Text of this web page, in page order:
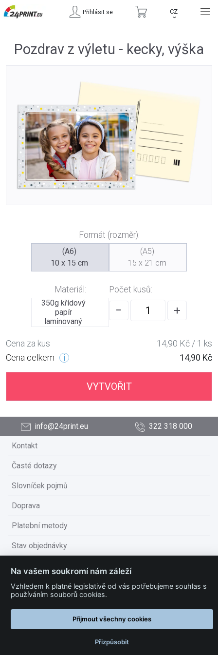
Přihlásit se CZ
›
Pozdrav z výletu - kecky, výška
Formát (rozměr):
(A6)
10 x 15 cm
(A5)
15 x 21 cm
Materiál:
350g křídový
papír
laminovaný
Počet kusů:
− +
Cena za kus
14,90 Kč / 1 ks
Cena celkem
14,90 Kč
VYTVOŘIT
info@24print.eu 322 318 000
Kontakt
Časté dotazy
Slovníček pojmů
Doprava
Platební metody
Stav objednávky
Obchodní podmínky
Technické podmínky
Na vašem soukromí nám záleží
Vzhledem k platné legislativě od vás potřebujeme souhlas s
používáním souborů cookies.
Přijmout všechny cookies
Přizpůsobit